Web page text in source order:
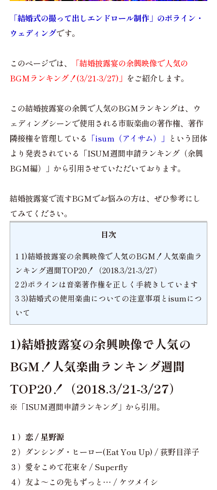
「結婚式の撮って出しエンドロール制作」のポライン・
ウェディングです。
このページでは、
「結婚披露宴の余興映像で人気の
BGMランキング！(3/21-3/27)」 をご紹介します。
この結婚披露宴の余興で人気のBGMランキングは、ウ
ェディングシーンで使用される市販楽曲の著作権、著作
隣接権を管理している 「isum（アイサム）」 という団体
より発表されている「ISUM週間申請ランキング（余興
BGM編）」から引用させていただいております。
結婚披露宴で流すBGMでお悩みの方は、ぜひ参考にし
てみてください。
目次
1 1)結婚披露宴の余興映像で人気のBGM！人気楽曲ラ
ンキング週間TOP20！（2018.3/21-3/27）
22)ポラインは音楽著作権を正しく手続きしています
3 3)結婚式の使用楽曲についての注意事項とisumにつ
いて
1)結婚披露宴の余興映像で人気の
BGM！人気楽曲ランキング週間
TOP20！（2018.3/21-3/27）
※「ISUM週間申請ランキング」から引用。
１）恋 / 星野源
２）ダンシング・ヒーロー(Eat You Up) / 荻野目洋子
３）愛をこめて花束を / Superfly
４）友よ～この先もずっと… / ケツメイシ